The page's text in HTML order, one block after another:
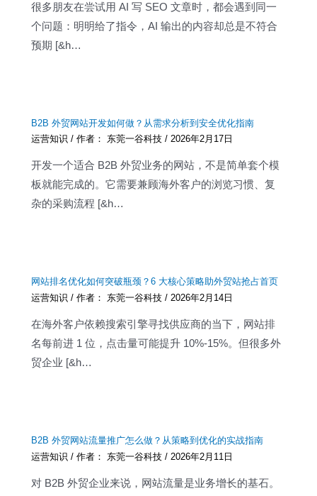
很多朋友在尝试用 AI 写 SEO 文章时，都会遇到同一
个问题：明明给了指令，AI 输出的内容却总是不符合
预期 [&h…
B2B 外贸网站开发如何做？从需求分析到安全优化指南
运营知识 / 作者： 东莞一谷科技/ 2026年2月17日
开发一个适合 B2B 外贸业务的网站，不是简单套个模
板就能完成的。它需要兼顾海外客户的浏览习惯、复
杂的采购流程 [&h…
网站排名优化如何突破瓶颈？6 大核心策略助外贸站抢占首页
运营知识 / 作者： 东莞一谷科技/ 2026年2月14日
在海外客户依赖搜索引擎寻找供应商的当下，网站排
名每前进 1 位，点击量可能提升 10%-15%。但很多外
贸企业 [&h…
B2B 外贸网站流量推广怎么做？从策略到优化的实战指南
运营知识 / 作者： 东莞一谷科技/ 2026年2月11日
对 B2B 外贸企业来说，网站流量是业务增长的基石。